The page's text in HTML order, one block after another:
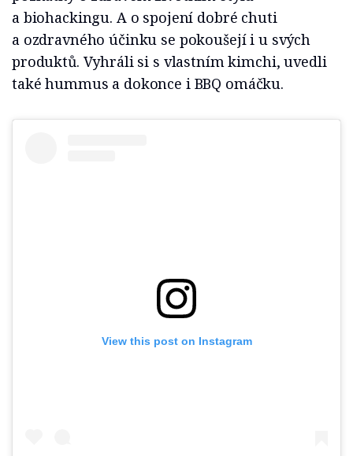
a biohackingu. A o spojení dobré chuti
a ozdravného účinku se pokoušejí i u svých
produktů. Vyhráli si s vlastním kimchi, uvedli
také hummus a dokonce i BBQ omáčku.
View this post on Instagram